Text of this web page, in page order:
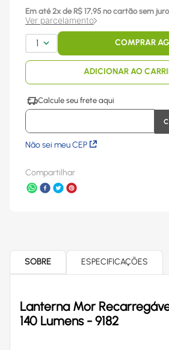
Em até 2x de R$ 17,95 no cartão sem
Ver parcelamento
1 COMPRAR
ADICIONAR AO
Não sei meu CEP
Compartilhar
SOBRE ESPECIFICAÇÕES
Lanterna Mor
140 Lumens - 9182